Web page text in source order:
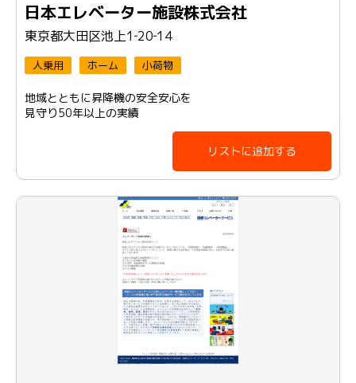
日本エレベーター施設株式会社
東京都大田区池上1‐20‐14
人乗用 ホーム 小荷物
地域とともに昇降機の安全安心を
見守り50年以上の実績
リストに追加する